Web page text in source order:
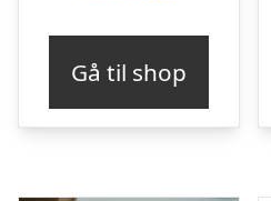
Gå til shop